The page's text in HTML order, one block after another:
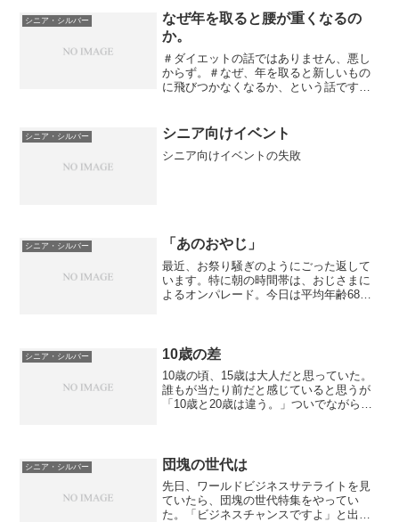
ていらっしゃいます。（講義をしてきた
のです）非常に有意義な時...
シニア・シルバー
なぜ年を取ると腰が重くなるの
か。
＃ダイエットの話ではありません、悪し
からず。＃なぜ、年を取ると新しいもの
に飛びつかなくなるか、という話です。
達からも聞こえるようになった。年を取
ると話題についていけない...
シニア・シルバー シニア向けイベント
シニア向けイベントの失敗
シニア・シルバー 「あのおやじ」
最近、お祭り騒ぎのようにごった返して
います。特に朝の時間帯は、おじさまに
よるオンパレード。今日は平均年齢68歳
体戦争の話だよ」「そう...
シニア・シルバー 10歳の差
10歳の頃、15歳は大人だと思っていた。
誰もが当たり前だと感じていると思うが
「10歳と20歳は違う。」ついでながら、
はぜ...
シニア・シルバー 団塊の世代は
先日、ワールドビジネスサテライトを見
ていたら、団塊の世代特集をやってい
た。「ビジネスチャンスですよ」と出る